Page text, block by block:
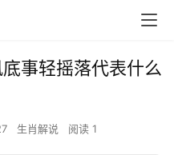
事轻摇落代表什么
生肖解说 阅读 1